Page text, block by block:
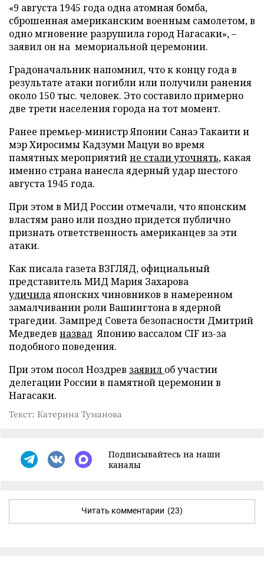
«9 августа 1945 года одна атомная бомба,
сброшенная американским военным самолетом, в
одно мгновение разрушила город Нагасаки», –
заявил он на мемориальной церемонии.
Градоначальник напомнил, что к концу года в
результате атаки погибли или получили ранения
около 150 тыс. человек. Это составило примерно
две трети населения города на тот момент.
Ранее премьер-министр Японии Санаэ Такаити и
мэр Хиросимы Кадзуми Мацуи во время
памятных мероприятийне стали уточнять, какая
именно страна нанесла ядерный удар шестого
августа 1945 года.
При этом в МИД России отмечали, что японским
властям рано или поздно придется публично
признать ответственность американцев за эти
атаки.
Как писала газета ВЗГЛЯД, официальный
представитель МИД Мария Захарова
уличилаяпонских чиновников в намеренном
замалчивании роли Вашингтона в ядерной
трагедии. Зампред Совета безопасности Дмитрий
Медведев назвал Японию вассалом CIF из-за
подобного поведения.
При этом посол Ноздрев заявил об участии
делегации России в памятной церемонии в
Нагасаки.
Текст: Катерина Туманова
Подписывайтесь на наши
каналы
Читать комментарии (23)